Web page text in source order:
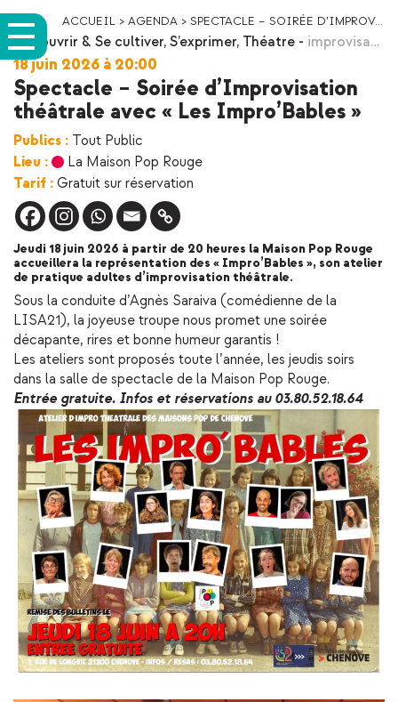
ACCUEIL > AGENDA > SPECTACLE – SOIRÉE D’IMPROV...
Découvrir & Se cultiver, S’exprimer, Théatre - improvisa…
18 juin 2026 à 20:00
Spectacle – Soirée d’Improvisation
théâtrale avec « Les Impro’Bables »
Publics : Tout Public
Lieu :
La Maison Pop Rouge
Tarif : Gratuit sur réservation
Jeudi 18 juin 2026 à partir de 20 heures la Maison Pop Rouge
accueillera la représentation des « Impro’Bables », son atelier
de pratique adultes d’improvisation théâtrale.
Sous la conduite d’Agnès Saraiva (comédienne de la
LISA21), la joyeuse troupe nous promet une soirée
décapante, rires et bonne humeur garantis !
Les ateliers sont proposés toute l’année, les jeudis soirs
dans la salle de spectacle de la Maison Pop Rouge.
Entrée gratuite. Infos et réservations au 03.80.52.18.64